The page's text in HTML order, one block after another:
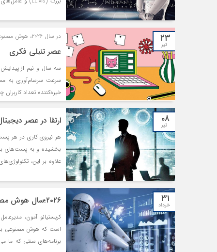
تحلیلگران کسب‌وکار و
۲۳
تیر
در سال ۲۰۲۶، هوش مصنوعی چطور مغز و احساسات مردم را کنترل می‌کند؟
عصر تنبلی فکری
سه سال و نیم از
سرعت سرسام‌آوری به
خیره‌کننده تعداد
۰۸
تیر ارتقا در عصر
هر نیروی کاری در هر
بخشیده و به پست‌های
علاوه بر این،
۳۱
خرداد ۲۰۲۶؛سال هوش مصنوعی ایجنتیک
کریستیانو آمون،
است که هوش مصنوعی به
برنامه‌های سنتی که ما